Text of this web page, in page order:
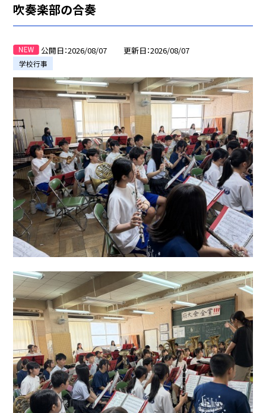
吹奏楽部の合奏
公開日 2026/08/07 更新日 2026/08/07
学校行事